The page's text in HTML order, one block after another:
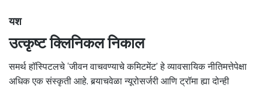
यश
उत्कृष्ट क्लिनिकल निकाल
समर्थ हॉस्पिटलचे ‘जीवन वाचवण्याचे कमिटमेंट’ हे व्यावसायिक नीतिमत्तेपेक्षा
अधिक एक संस्कृती आहे. बर्‍याचवेळा न्यूरोसर्जरी आणि ट्रॉमा ह्या दोन्ही